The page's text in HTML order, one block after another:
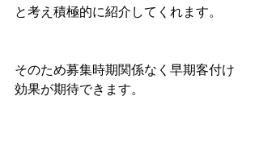
と考え積極的に紹介してくれます。
そのため募集時期関係なく早期客付け
効果が期待できます。